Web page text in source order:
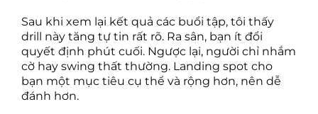
Sau khi xem lại kết quả các buổi tập, tôi thấy
drill này tăng tự tin rất rõ. Ra sân, bạn ít đổi
quyết định phút cuối. Ngược lại, người chỉ nhắm
cờ hay swing thất thường. Landing spot cho
bạn một mục tiêu cụ thể và rộng hơn, nên dễ
đánh hơn.